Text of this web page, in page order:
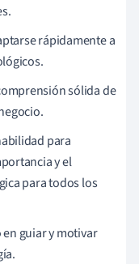
rápidamente a
sólida de
para
y el
para todos los
guiar y motivar